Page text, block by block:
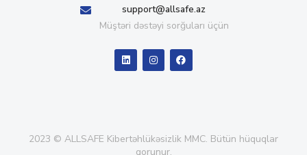
support@allsafe.az
Müştəri dəstəyi sorğuları üçün
2023 © ALLSAFE Kibertəhlükəsizlik MMC. Bütün hüquqlar
qorunur.